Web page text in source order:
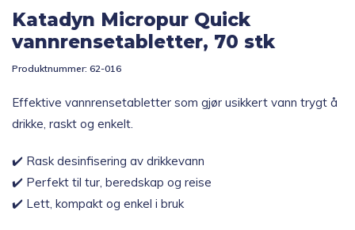
Katadyn Micropur Quick
vannrensetabletter, 70 stk
Produktnummer: 62-016
Effektive vannrensetabletter som gjør usikkert vann trygt å
drikke, raskt og enkelt.
✔️ Rask desinfisering av drikkevann
✔️ Perfekt til tur, beredskap og reise
✔️ Lett, kompakt og enkel i bruk